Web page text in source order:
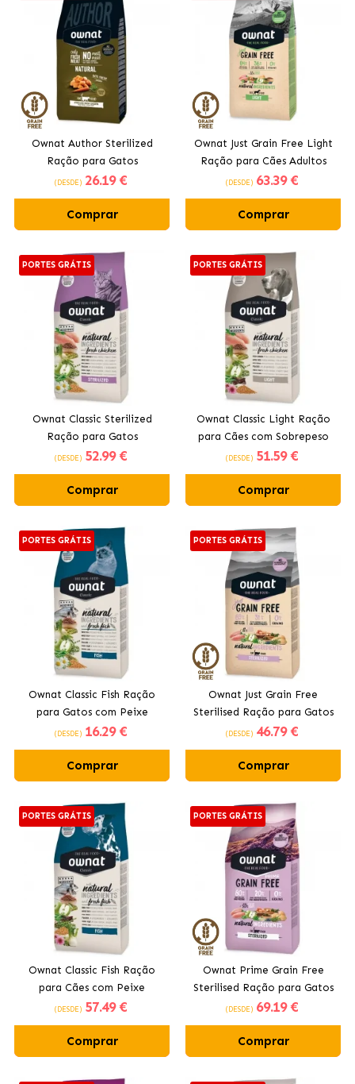
Ownat Author Sterilized
Ração para Gatos
Esterilizados com Frango
Fresco
(DESDE) 26.19 €
Comprar
Ownat Just Grain Free Light
Ração para Cães Adultos
com Frango
(DESDE) 63.39 €
Comprar
PORTES GRÁTIS
Ownat Classic Sterilized
Ração para Gatos
Esterilizados
(DESDE) 52.99 €
Comprar
PORTES GRÁTIS
Ownat Classic Light Ração
para Cães com Sobrepeso
(DESDE) 51.59 €
Comprar
PORTES GRÁTIS
Ownat Classic Fish Ração
para Gatos com Peixe
(DESDE) 16.29 €
Comprar
PORTES GRÁTIS
Ownat Just Grain Free
Sterilised Ração para Gatos
Esterilizados
(DESDE) 46.79 €
Comprar
PORTES GRÁTIS
Ownat Classic Fish Ração
para Cães com Peixe
(DESDE) 57.49 €
Comprar
PORTES GRÁTIS
Ownat Prime Grain Free
Sterilised Ração para Gatos
Esterilizados
(DESDE) 69.19 €
Comprar